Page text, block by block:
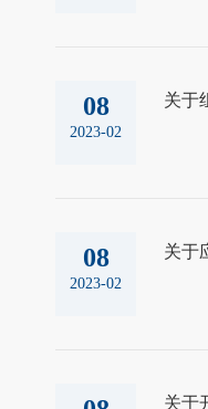
08
2023-02
关于
08
2023-02
关于
关于